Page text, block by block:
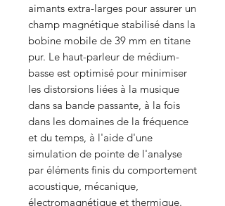
aimants extra-larges pour assurer un
champ magnétique stabilisé dans la
bobine mobile de 39 mm en titane
pur. Le haut-parleur de médium-
basse est optimisé pour minimiser
les distorsions liées à la musique
dans sa bande passante, à la fois
dans les domaines de la fréquence
et du temps, à l'aide d'une
simulation de pointe de l'analyse
par éléments finis du comportement
acoustique, mécanique,
électromagnétique et thermique.